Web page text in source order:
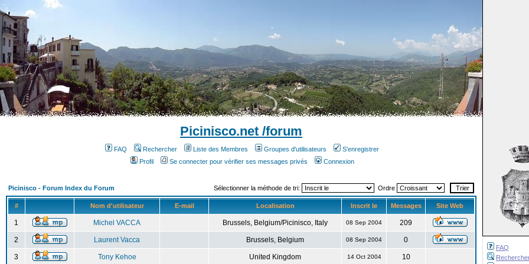
FAQ
Picinisco.net /forum
FAQ Rechercher Liste des Membres Groupes d'utilisateurs
S'enregistrer
Profil
Se connecter pour vérifier ses messages privés Connexion
Picinisco - Forum Index du Forum Sélectionner la méthode de tri: Ordre
# Nom d'utilisateur E-mail Localisation Inscrit le Messages Site Web
1 Michel VACCA Brussels, Belgium/Picinisco, Italy 08 Sep 2004 209
2 Laurent Vacca Brussels, Belgium 08 Sep 2004 0
3 Tony Kehoe United Kingdom 14 Oct 2004 10